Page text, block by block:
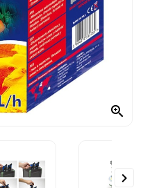

